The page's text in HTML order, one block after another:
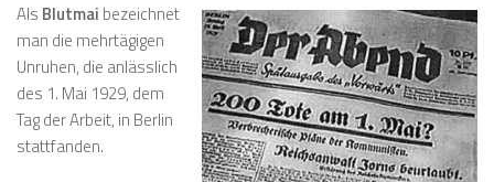
Als Blutmai bezeichnet
man die mehrtägigen
Unruhen, die anlässlich
des 1. Mai 1929, dem
Tag der Arbeit, in Berlin
stattfanden.